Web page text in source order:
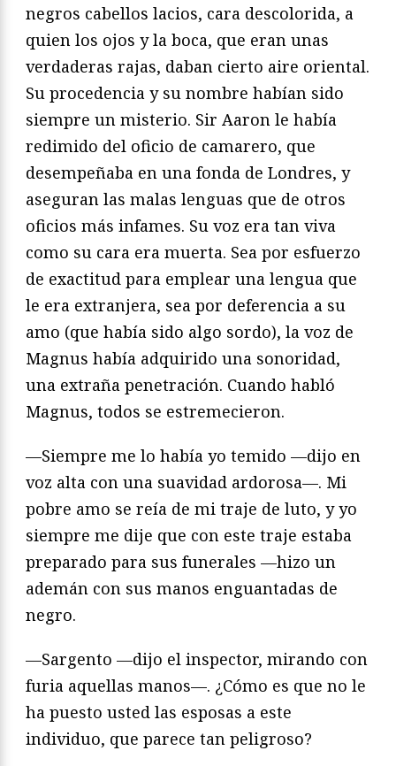
negros cabellos lacios, cara descolorida, a
quien los ojos y la boca, que eran unas
verdaderas rajas, daban cierto aire oriental.
Su procedencia y su nombre habían sido
siempre un misterio. Sir Aaron le había
redimido del oficio de camarero, que
desempeñaba en una fonda de Londres, y
aseguran las malas lenguas que de otros
oficios más infames. Su voz era tan viva
como su cara era muerta. Sea por esfuerzo
de exactitud para emplear una lengua que
le era extranjera, sea por deferencia a su
amo (que había sido algo sordo), la voz de
Magnus había adquirido una sonoridad,
una extraña penetración. Cuando habló
Magnus, todos se estremecieron.
—Siempre me lo había yo temido —dijo en
voz alta con una suavidad ardorosa—. Mi
pobre amo se reía de mi traje de luto, y yo
siempre me dije que con este traje estaba
preparado para sus funerales —hizo un
ademán con sus manos enguantadas de
negro.
—Sargento —dijo el inspector, mirando con
furia aquellas manos—. ¿Cómo es que no le
ha puesto usted las esposas a este
individuo, que parece tan peligroso?